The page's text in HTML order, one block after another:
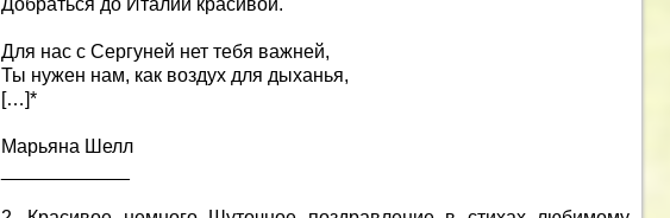
Добраться до Италии красивой.
Для нас с Сергуней нет тебя важней,
Ты нужен нам, как воздух для дыханья,
[…]*
Марьяна Шелл